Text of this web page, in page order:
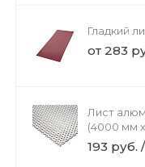
Гладкий
от 283
Лист
(4000 мм
193 руб.